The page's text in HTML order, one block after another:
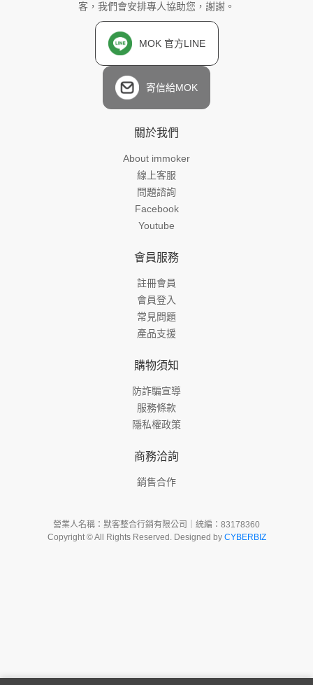
客，我們會安排專人協助您，謝謝。
MOK 官方LINE
寄信給MOK
關於我們
About immoker
線上客服
問題諮詢
Facebook
Youtube
會員服務
註冊會員
會員登入
常見問題
產品支援
購物須知
防詐騙宣導
服務條款
隱私權政策
商務洽詢
銷售合作
營業人名稱：默客整合行銷有限公司｜統編：83178360
Copyright © All Rights Reserved. Designed by CYBERBIZ